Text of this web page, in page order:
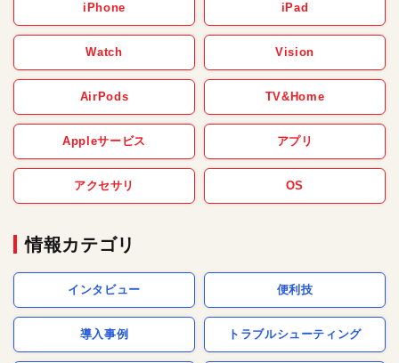
iPhone iPad
Watch Vision
AirPods TV&Home
Appleサービス アプリ
アクセサリ OS
情報カテゴリ
インタビュー 便利技
導入事例 トラブルシューティング